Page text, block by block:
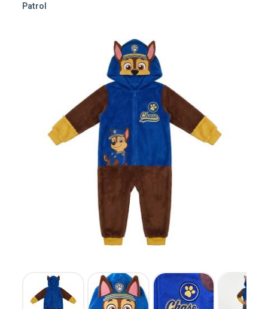
Patrol